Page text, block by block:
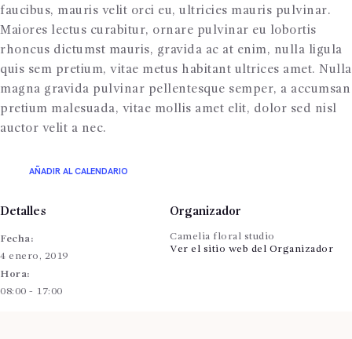
faucibus, mauris velit orci eu, ultricies mauris pulvinar.
Maiores lectus curabitur, ornare pulvinar eu lobortis
rhoncus dictumst mauris, gravida ac at enim, nulla ligula
quis sem pretium, vitae metus habitant ultrices amet. Nulla
magna gravida pulvinar pellentesque semper, a accumsan
pretium malesuada, vitae mollis amet elit, dolor sed nisl
auctor velit a nec.
AÑADIR AL CALENDARIO
Detalles
Fecha:
4 enero, 2019
Hora:
08:00 - 17:00
Organizador
Camelia floral studio
Ver el sitio web del Organizador